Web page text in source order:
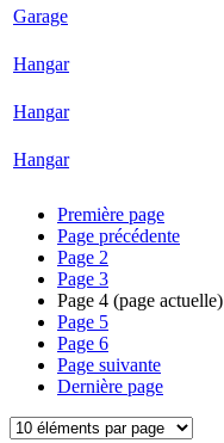
Garage
Hangar
Hangar
Hangar
Première page
Page précédente
Page 2
Page 3
Page 4 (page actuelle)
Page 5
Page 6
Page suivante
Dernière page